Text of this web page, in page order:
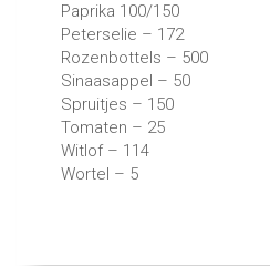
Paprika 100/150
Peterselie – 172
Rozenbottels – 500
Sinaasappel – 50
Spruitjes – 150
Tomaten – 25
Witlof – 114
Wortel – 5